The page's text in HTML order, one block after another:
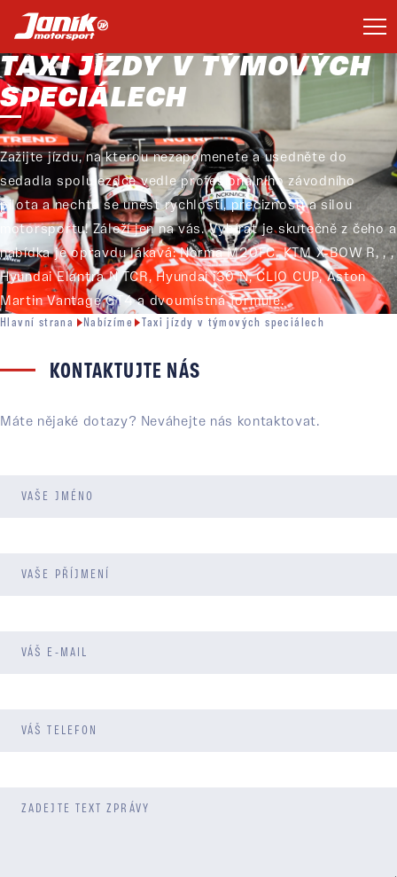
TAXI JÍZDY V TÝMOVÝCH
SPECIÁLECH
Zažijte jízdu, na kterou nezapomenete a usedněte do
sedadla spolujezdce vedle profesionálního závodního
pilota a nechte se unést rychlostí, precizností a silou
motorsportu! Záleží jen na vás. Vybírat je skutečně z čeho a
nabídka je opravdu lákavá: Norma M20FC, KTM X-BOW R, , ,
Hyundai Elantra N TCR, Hyundai i30 N, CLIO CUP, Aston
Martin Vantage GT4 a dvoumístná formule.
Hlavní strana
Nabízíme Taxi jízdy v týmových speciálech
KONTAKTUJTE NÁS
Máte nějaké dotazy? Neváhejte nás kontaktovat.
VAŠE JMÉNO
VAŠE PŘÍJMENÍ
VÁŠ E-MAIL
VÁŠ TELEFON
ZADEJTE TEXT ZPRÁVY